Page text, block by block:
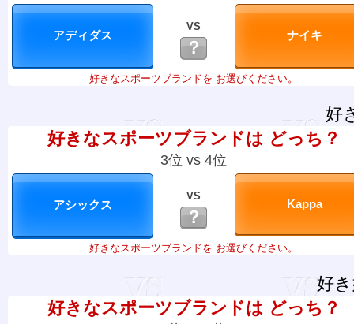
VS
？
好きなスポーツブランドを お選びください。
好
好きなスポーツブランドは どっち？
3位 vs 4位
VS
？
好きなスポーツブランドを お選びください。
好
好きなスポーツブランドは どっち？